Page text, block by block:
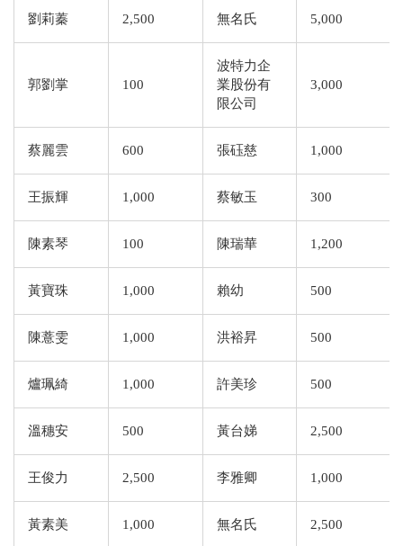
劉莉蓁 2,500 無名氏 5,000
郭劉掌 100
波特力企
業股份有
限公司
3,000
蔡麗雲 600 張砡慈 1,000
王振輝 1,000 蔡敏玉 300
陳素琴 100 陳瑞華 1,200
黃寶珠 1,000 賴幼 500
陳薏雯 1,000 洪裕昇 500
爐珮綺 1,000 許美珍 500
溫穗安 500 黃台娣 2,500
王俊力 2,500 李雅卿 1,000
黃素美 1,000 無名氏 2,500